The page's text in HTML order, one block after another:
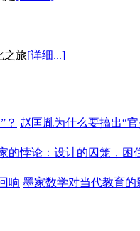
之旅[详细...]
？ 赵匡胤为什么要搞出“
的悖论：设计的囚笼，困
响 墨家数学对当代教育的